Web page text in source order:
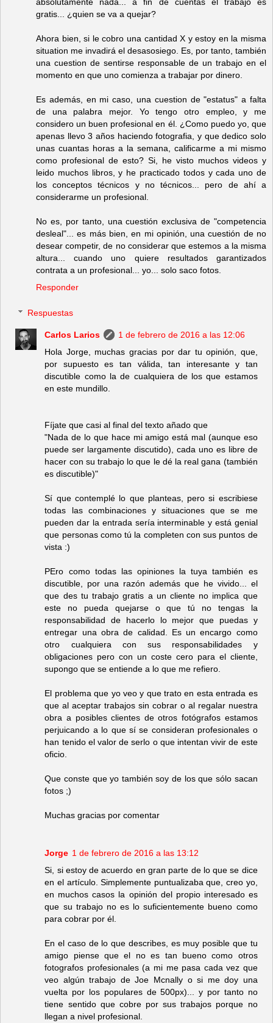
absolutamente nada... a fin de cuentas el trabajo es
gratis... ¿quien se va a quejar?
Ahora bien, si le cobro una cantidad X y estoy en la misma
situation me invadirá el desasosiego. Es, por tanto, también
una cuestion de sentirse responsable de un trabajo en el
momento en que uno comienza a trabajar por dinero.
Es además, en mi caso, una cuestion de "estatus" a falta
de una palabra mejor. Yo tengo otro empleo, y me
considero un buen profesional en él. ¿Como puedo yo, que
apenas llevo 3 años haciendo fotografia, y que dedico solo
unas cuantas horas a la semana, calificarme a mi mismo
como profesional de esto? Si, he visto muchos videos y
leido muchos libros, y he practicado todos y cada uno de
los conceptos técnicos y no técnicos... pero de ahí a
considerarme un profesional.
No es, por tanto, una cuestión exclusiva de "competencia
desleal"... es más bien, en mi opinión, una cuestión de no
desear competir, de no considerar que estemos a la misma
altura... cuando uno quiere resultados garantizados
contrata a un profesional... yo... solo saco fotos.
Responder
Respuestas
Carlos Larios
1 de febrero de 2016 a las 12:06
Hola Jorge, muchas gracias por dar tu opinión, que,
por supuesto es tan válida, tan interesante y tan
discutible como la de cualquiera de los que estamos
en este mundillo.
Fíjate que casi al final del texto añado que
"Nada de lo que hace mi amigo está mal (aunque eso
puede ser largamente discutido), cada uno es libre de
hacer con su trabajo lo que le dé la real gana (también
es discutible)"
Sí que contemplé lo que planteas, pero si escribiese
todas las combinaciones y situaciones que se me
pueden dar la entrada sería interminable y está genial
que personas como tú la completen con sus puntos de
vista :)
PEro como todas las opiniones la tuya también es
discutible, por una razón además que he vivido... el
que des tu trabajo gratis a un cliente no implica que
este no pueda quejarse o que tú no tengas la
responsabilidad de hacerlo lo mejor que puedas y
entregar una obra de calidad. Es un encargo como
otro cualquiera con sus responsabilidades y
obligaciones pero con un coste cero para el cliente,
supongo que se entiende a lo que me refiero.
El problema que yo veo y que trato en esta entrada es
que al aceptar trabajos sin cobrar o al regalar nuestra
obra a posibles clientes de otros fotógrafos estamos
perjuicando a lo que sí se consideran profesionales o
han tenido el valor de serlo o que intentan vivir de este
oficio.
Que conste que yo también soy de los que sólo sacan
fotos ;)
Muchas gracias por comentar
Jorge 1 de febrero de 2016 a las 13:12
Si, si estoy de acuerdo en gran parte de lo que se dice
en el artículo. Simplemente puntualizaba que, creo yo,
en muchos casos la opinión del propio interesado es
que su trabajo no es lo suficientemente bueno como
para cobrar por él.
En el caso de lo que describes, es muy posible que tu
amigo piense que el no es tan bueno como otros
fotografos profesionales (a mi me pasa cada vez que
veo algún trabajo de Joe Mcnally o si me doy una
vuelta por los populares de 500px)... y por tanto no
tiene sentido que cobre por sus trabajos porque no
llegan a nivel profesional.